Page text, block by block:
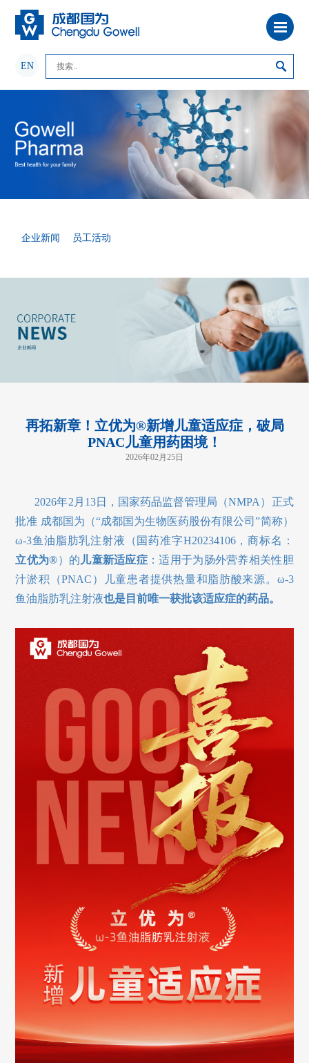
EN
企业新闻 员工活动
再拓新章！立优为®新增儿童适应症，破局
PNAC儿童用药困境！
2026年02月25日
2026年2月13日，国家药品监督管理局（NMPA）正式
批准 成都国为（“成都国为生物医药股份有限公司”简称）
ω-3鱼油脂肪乳注射液（国药准字H20234106，商标名：
立优为®）的 儿童新适应症 ：适用于为肠外营养相关性胆
汁淤积（PNAC）儿童患者提供热量和脂肪酸来源。ω-3
鱼油脂肪乳注射液也是目前唯一获批该适应症的药品。